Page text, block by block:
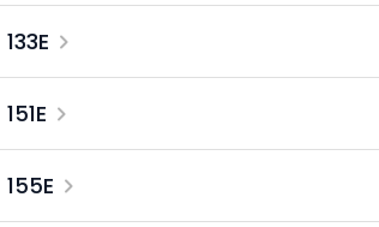
133E
151E
155E